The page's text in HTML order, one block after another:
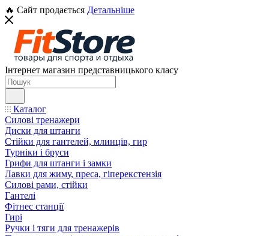
🔥 Сайт продається Детальніше
Інтернет магазин представницького класу
Каталог
Силові тренажери
Диски для штанги
Стійки для гантелей, млинців, гир
Турніки і бруси
Грифи для штанги і замки
Лавки для жиму, преса, гіперекстензія
Силові рами, стійки
Гантелі
Фітнес станції
Гирі
Ручки і тяги для тренажерів